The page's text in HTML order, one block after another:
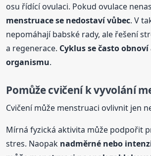
osu řídící ovulaci. Pokud ovulace
menstruacese nedostaví vůbec. V
nepomáhají babské rady, ale řešení
a regenerace. Cyklus se často
organismu.
Pomůže cvičení k vyvolání
Cvičení může menstruaci ovlivnit jen
Mírná fyzická aktivita může podpořit
stres. Naopak nadměrné nebo